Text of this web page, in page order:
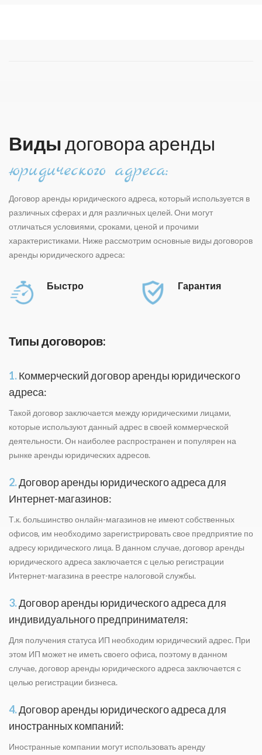
Виды договора аренды
юридического адреса:
Договор аренды юридического адреса, который используется в
различных сферах и для различных целей. Они могут
отличаться условиями, сроками, ценой и прочими
характеристиками. Ниже рассмотрим основные виды договоров
аренды юридического адреса:
Быстро Гарантия
Типы договоров:
1.Коммерческий договор аренды юридического
адреса:
Такой договор заключается между юридическими лицами,
которые используют данный адрес в своей коммерческой
деятельности. Он наиболее распространен и популярен на
рынке аренды юридических адресов.
2.Договор аренды юридического адреса для
Интернет-магазинов:
Т.к. большинство онлайн-магазинов не имеют собственных
офисов, им необходимо зарегистрировать свое предприятие по
адресу юридического лица. В данном случае, договор аренды
юридического адреса заключается с целью регистрации
Интернет-магазина в реестре налоговой службы.
3.Договор аренды юридического адреса для
индивидуального предпринимателя:
Для получения статуса ИП необходим юридический адрес. При
этом ИП может не иметь своего офиса, поэтому в данном
случае, договор аренды юридического адреса заключается с
целью регистрации бизнеса.
4.Договор аренды юридического адреса для
иностранных компаний:
Иностранные компании могут использовать аренду